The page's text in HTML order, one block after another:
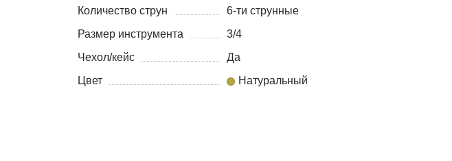
Количество струн
6-ти струнные
Размер инструмента
3/4
Чехол/кейс
Да
Цвет
Натуральный